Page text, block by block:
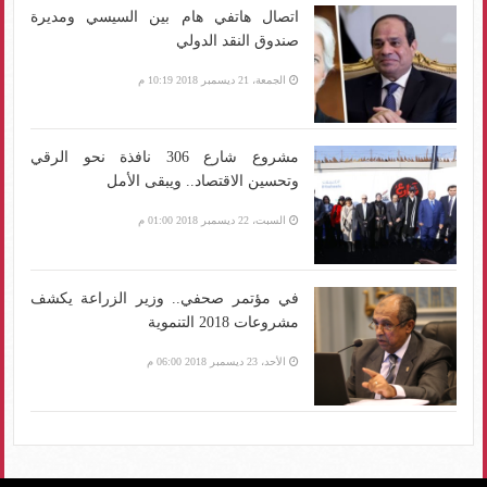
اتصال هاتفي هام بين السيسي ومديرة
صندوق النقد الدولي
الجمعة، 21 ديسمبر 2018 10:19 م
مشروع شارع 306 نافذة نحو الرقي
وتحسين الاقتصاد.. ويبقى الأمل
السبت، 22 ديسمبر 2018 01:00 م
في مؤتمر صحفي.. وزير الزراعة يكشف
مشروعات 2018 التنموية
الأحد، 23 ديسمبر 2018 06:00 م